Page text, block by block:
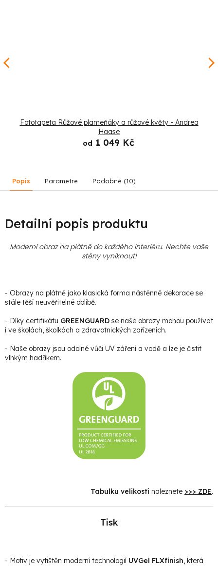
Fototapeta Růžové plameňáky a růžové květy - Andrea
Haase
od 1 049 Kč
Popis Parametre Podobné (10)
Detailní popis produktu
Moderní obraz na plátně do každého interiéru. Nechte vaše
stěny vyniknout!
- Obrazy na plátně jako klasická forma nástěnné dekorace se
stále těší neuvěřitelné oblibě.
- Díky certifikátu GREENGUARD se naše obrazy mohou používat
i ve školách, školkách a zdravotnických zařízeních.
- Naše obrazy jsou odolné vůči UV záření a vodě a lze je čistit
vlhkým hadříkem.
Tabulku velikostí naleznete >>> ZDE.
Tisk
- Motiv je vytištěn moderní technologií UVGel FLXfinish, která